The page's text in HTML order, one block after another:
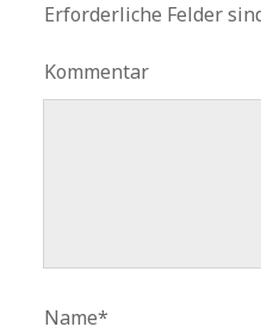
Erforderliche Felder
Kommentar
Name*